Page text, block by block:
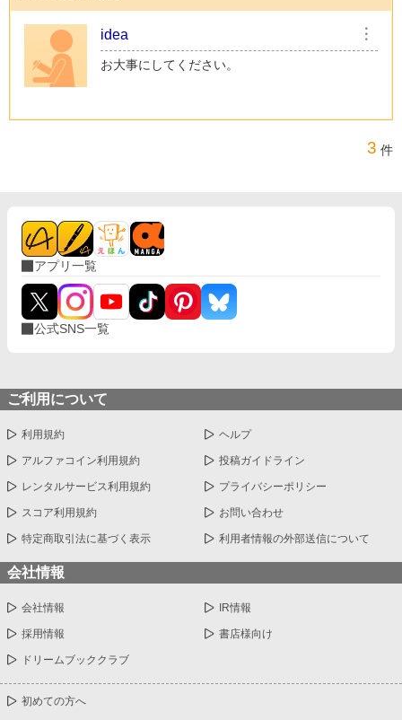
idea ︙
お大事にしてください。
3 件
アプリ一覧
公式SNS一覧
ご利用について
利用規約 ヘルプ
アルファコイン利用規約 投稿ガイドライン
レンタルサービス利用規約 プライバシーポリシー
スコア利用規約 お問い合わせ
特定商取引法に基づく表示 利用者情報の外部送信について
会社情報
会社情報 IR情報
採用情報 書店様向け
ドリームブッククラブ
初めての方へ